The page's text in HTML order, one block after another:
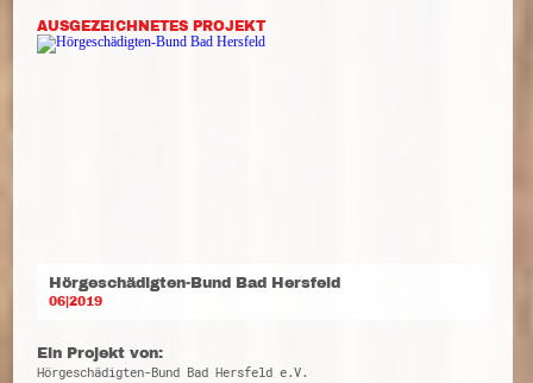
AUSGEZEICHNETES PROJEKT
Hörgeschädigten-Bund Bad Hersfeld
06|2019
Ein Projekt von:
Hörgeschädigten-Bund Bad Hersfeld e.V.